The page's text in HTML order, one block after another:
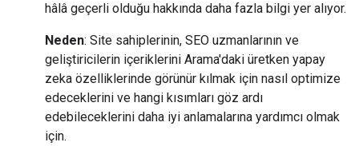
hâlâ geçerli olduğu hakkında daha fazla bilgi yer alıyor.
Neden: Site sahiplerinin, SEO uzmanlarının ve
geliştiricilerin içeriklerini Arama'daki üretken yapay
zeka özelliklerinde görünür kılmak için nasıl optimize
edeceklerini ve hangi kısımları göz ardı
edebileceklerini daha iyi anlamalarına yardımcı olmak
için.